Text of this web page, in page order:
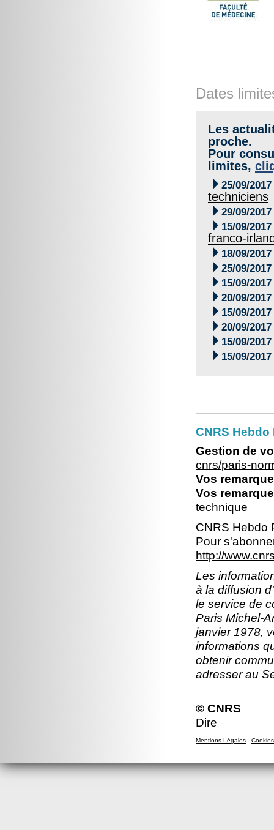
Dates
Les
proche.
Pour
limites,
 25/09/2017
techniciens
 29/09/2017
 15/09/2017
franco-
 18/09/2017
 25/09/2017
 15/09/2017
 20/09/2017
 15/09/2017
 20/09/2017
 15/09/2017
 15/09/2017
CNRS
Gestion de
cnrs/paris-
Vos
Vos
technique
CNRS Hebdo
Pour
http://
Les
à la diffusion
le service de
Paris Michel-
janvier 1978,
informations
obtenir
adresser au
© CNRS
Dire
Mentions Légales - Cookies